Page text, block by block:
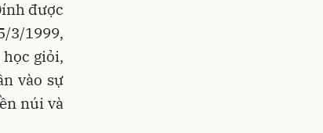
được
3/1999,
giỏi,
vào sự
núi và